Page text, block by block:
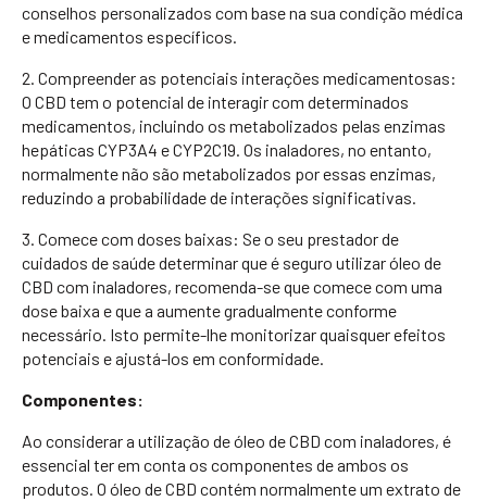
conselhos personalizados com base na sua condição médica
e medicamentos específicos.
2. Compreender as potenciais interações medicamentosas:
O CBD tem o potencial de interagir com determinados
medicamentos, incluindo os metabolizados pelas enzimas
hepáticas CYP3A4 e CYP2C19. Os inaladores, no entanto,
normalmente não são metabolizados por essas enzimas,
reduzindo a probabilidade de interações significativas.
3. Comece com doses baixas: Se o seu prestador de
cuidados de saúde determinar que é seguro utilizar óleo de
CBD com inaladores, recomenda-se que comece com uma
dose baixa e que a aumente gradualmente conforme
necessário. Isto permite-lhe monitorizar quaisquer efeitos
potenciais e ajustá-los em conformidade.
Componentes:
Ao considerar a utilização de óleo de CBD com inaladores, é
essencial ter em conta os componentes de ambos os
produtos. O óleo de CBD contém normalmente um extrato de